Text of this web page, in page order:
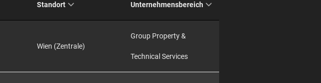
Standort Unternehmensbereich
Wien (Zentrale)
Group Property &
Technical Services